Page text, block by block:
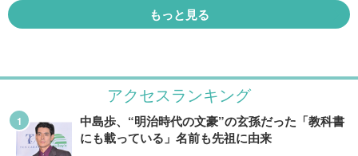
もっと見る
アクセスランキング
中島歩、“明治時代の文豪”の玄孫だった「教科書
にも載っている」名前も先祖に由来